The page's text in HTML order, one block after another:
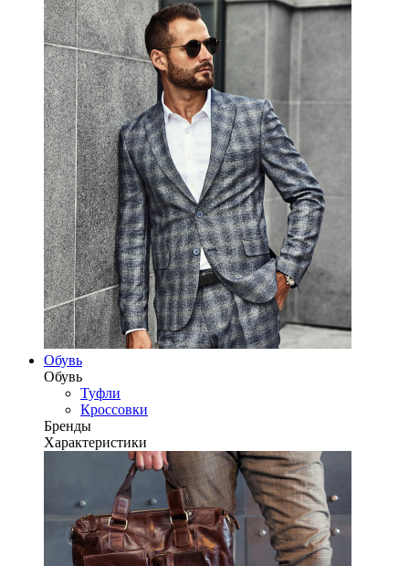
Обувь
Обувь
Туфли
Кроссовки
Бренды
Характеристики